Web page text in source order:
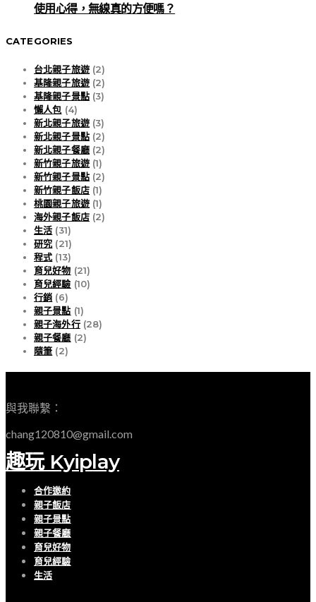
使用心得，無線真的方便嗎？
CATEGORIES
台北親子旅遊(2)
基隆親子旅遊(2)
基隆親子景點(3)
懶人包 (4)
新北親子旅遊(3)
新北親子景點(2)
新北親子餐廳(2)
新竹親子旅遊(1)
新竹親子景點(2)
新竹親子飯店(1)
桃園親子旅遊(1)
海外親子飯店(2)
生活 (31)
研究 (21)
程式 (13)
育兒好物 (21)
育兒經驗 (10)
行銷 (6)
親子景點 (1)
親子海外行(28)
親子餐廳 (2)
隨筆 (2)
與我聯繫：
chang120810@gmail.com
趣玩 Kyiplay
合作邀約
親子飯店
親子景點
親子餐廳
育兒好物
育兒經驗
生活